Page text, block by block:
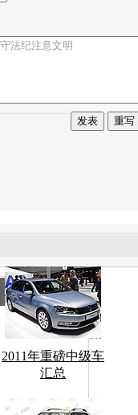
2011年重磅中级车
汇总